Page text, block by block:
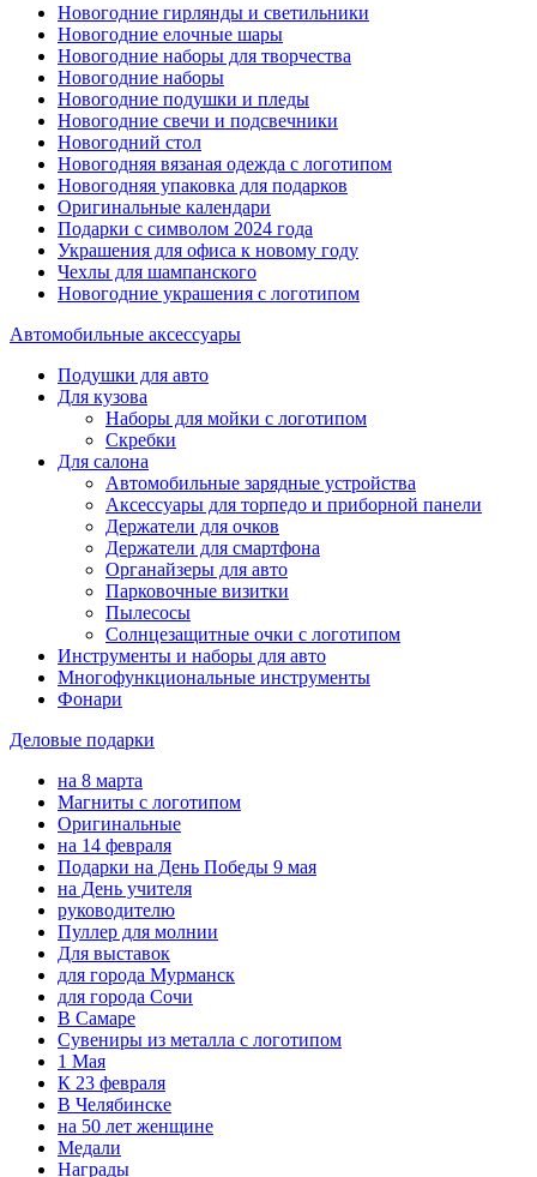
Новогодние гирлянды и светильники
Новогодние елочные шары
Новогодние наборы для творчества
Новогодние наборы
Новогодние подушки и пледы
Новогодние свечи и подсвечники
Новогодний стол
Новогодняя вязаная одежда с логотипом
Новогодняя упаковка для подарков
Оригинальные календари
Подарки с символом 2024 года
Украшения для офиса к новому году
Чехлы для шампанского
Новогодние украшения с логотипом
Автомобильные аксессуары
Подушки для авто
Для кузова
Наборы для мойки с логотипом
Скребки
Для салона
Автомобильные зарядные устройства
Аксессуары для торпедо и приборной панели
Держатели для очков
Держатели для смартфона
Органайзеры для авто
Парковочные визитки
Пылесосы
Солнцезащитные очки с логотипом
Инструменты и наборы для авто
Многофункциональные инструменты
Фонари
Деловые подарки
на 8 марта
Магниты с логотипом
Оригинальные
на 14 февраля
Подарки на День Победы 9 мая
на День учителя
руководителю
Пуллер для молнии
Для выставок
для города Мурманск
для города Сочи
В Самаре
Сувениры из металла с логотипом
1 Мая
К 23 февраля
В Челябинске
на 50 лет женщине
Медали
Награды